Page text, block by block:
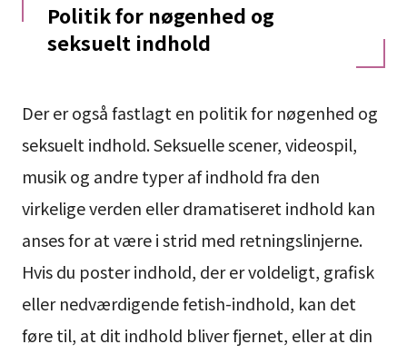
Politik for nøgenhed og
seksuelt indhold
Der er også fastlagt en politik for nøgenhed og
seksuelt indhold. Seksuelle scener, videospil,
musik og andre typer af indhold fra den
virkelige verden eller dramatiseret indhold kan
anses for at være i strid med retningslinjerne.
Hvis du poster indhold, der er voldeligt, grafisk
eller nedværdigende fetish-indhold, kan det
føre til, at dit indhold bliver fjernet, eller at din